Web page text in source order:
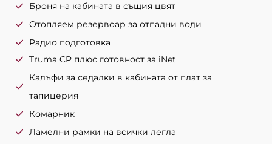
Броня на кабината в същия цвят
Отопляем резервоар за отпадни води
Радио подготовка
Truma CP плюс готовност за iNet
Калъфи за седалки в кабината от плат за
тапицерия
Комарник
Ламелни рамки на всички легла